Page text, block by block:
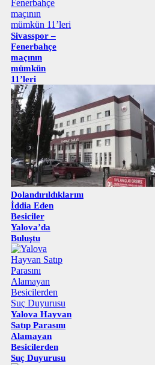
Sivasspor –
Fenerbahçe
maçının
mümkün
11’leri
Dolandırıldıklarını
İddia Eden
Besiciler
Yalova’da
Buluştu
Yalova Hayvan
Satıp Parasını
Alamayan
Besicilerden
Suç Duyurusu